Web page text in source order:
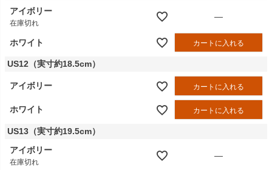
アイボリー
在庫切れ
—
ホワイト カートに入れる
US12（実寸約18.5cm）
アイボリー カートに入れる
ホワイト カートに入れる
US13（実寸約19.5cm）
アイボリー
在庫切れ
—